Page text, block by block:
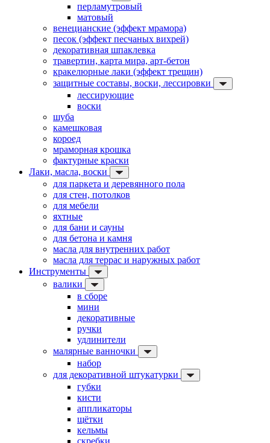
перламутровый
матовый
венецианские (эффект мрамора)
песок (эффект песчаных вихрей)
декоративная шпаклевка
травертин, карта мира, арт-бетон
кракелюрные лаки (эффект трещин)
защитные составы, воски, лессировки
лессирующие
воски
шуба
камешковая
короед
мраморная крошка
фактурные краски
Лаки, масла, воски
для паркета и деревянного пола
для стен, потолков
для мебели
яхтные
для бани и сауны
для бетона и камня
масла для внутренних работ
масла для террас и наружных работ
Инструменты
валики
в сборе
мини
декоративные
ручки
удлинители
малярные ванночки
набор
для декоративной штукатурки
губки
кисти
аппликаторы
щётки
кельмы
скребки